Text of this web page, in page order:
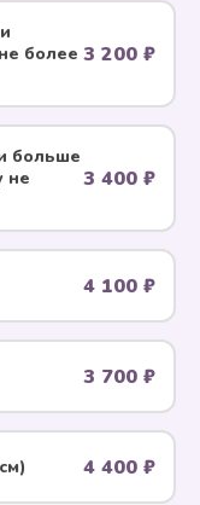
более 3 200 ₽
больше
не
3 400 ₽
4 100 ₽
3 700 ₽
4 400 ₽